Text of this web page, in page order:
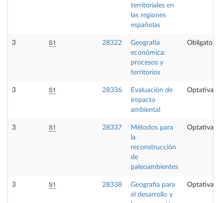
territoriales en
las regiones
españolas
3 S1 28322
Geografía
económica:
procesos y
territorios
Obligatoria
3 S1 28336
Evaluación de
impacto
ambiental
Optativa
3 S1 28337
Métodos para
la
reconstrucción
de
paleoambientes
Optativa
3 S1 28338
Geografía para
el desarrollo y
Optativa